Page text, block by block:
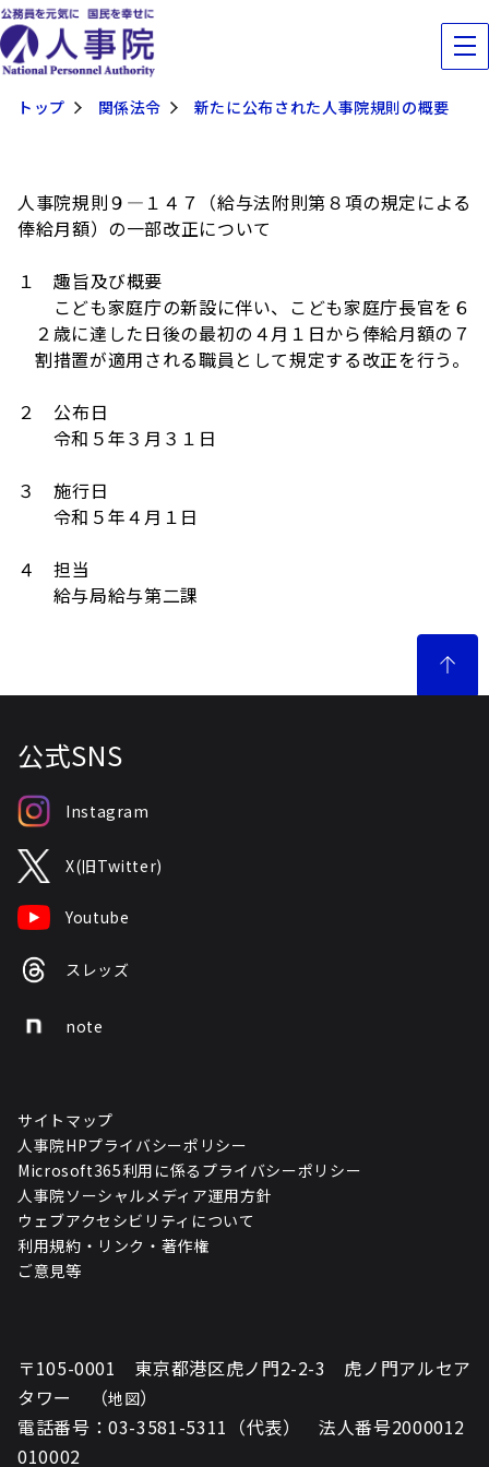
トップ 関係法令 新たに公布された人事院規則の概要
人事院規則９―１４７（給与法附則第８項の規定による
俸給月額）の一部改正について
１ 趣旨及び概要
こども家庭庁の新設に伴い、こども家庭庁長官を６
２歳に達した日後の最初の４月１日から俸給月額の７
割措置が適用される職員として規定する改正を行う。
２ 公布日
令和５年３月３１日
３ 施行日
令和５年４月１日
４ 担当
給与局給与第二課
公式SNS
Instagram
X(旧Twitter)
Youtube
スレッズ
note
サイトマップ
人事院HPプライバシーポリシー
Microsoft365利用に係るプライバシーポリシー
人事院ソーシャルメディア運用方針
ウェブアクセシビリティについて
利用規約・リンク・著作権
ご意見等
〒105-0001 東京都港区虎ノ門2-2-3 虎ノ門アルセア
タワー （地図）
電話番号：03-3581-5311（代表） 法人番号2000012
010002